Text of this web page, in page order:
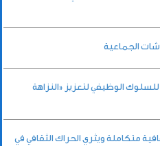
الجماعية
الوظيفي لتعزيز «النزاهة
متكاملة ويثري الحراك الثقافي في